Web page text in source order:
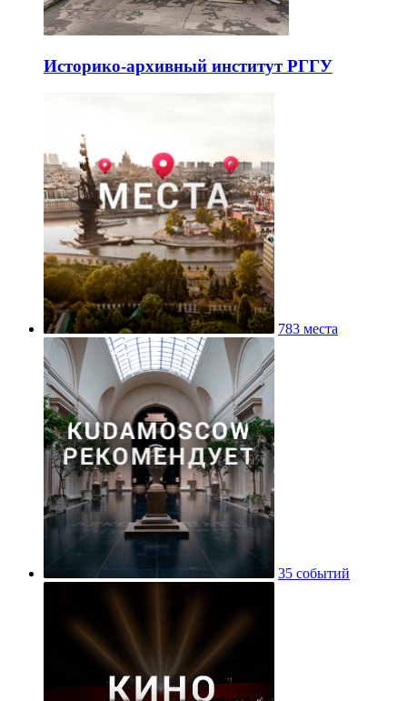
Историко-архивный институт РГГУ
783 места
35 событий